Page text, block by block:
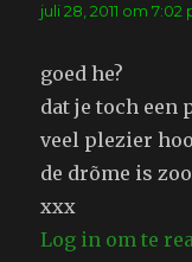
juli 28, 2011 om 7:02
goed he?
dat je toch een
veel plezier
de drõme is
xxx
Log in om te